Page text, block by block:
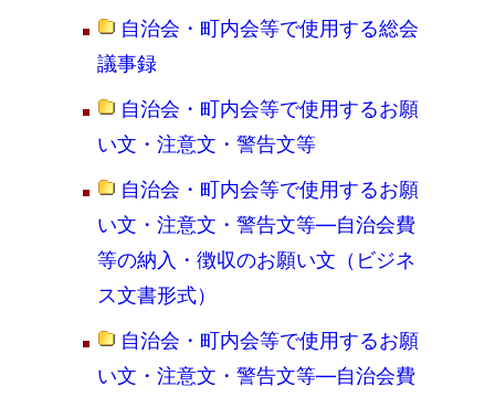
自治会・町内会等で使用する総会
議事録
自治会・町内会等で使用するお願
い文・注意文・警告文等
自治会・町内会等で使用するお願
い文・注意文・警告文等―自治会費
等の納入・徴収のお願い文（ビジネ
ス文書形式）
自治会・町内会等で使用するお願
い文・注意文・警告文等―自治会費